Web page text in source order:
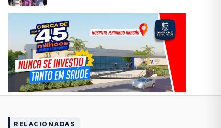
RELACIONADAS